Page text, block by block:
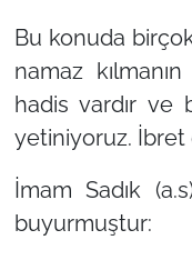
Bu konuda
namaz
hadis vardır ve
yetiniyoruz. İbret
İmam Sadık
buyurmuştur: